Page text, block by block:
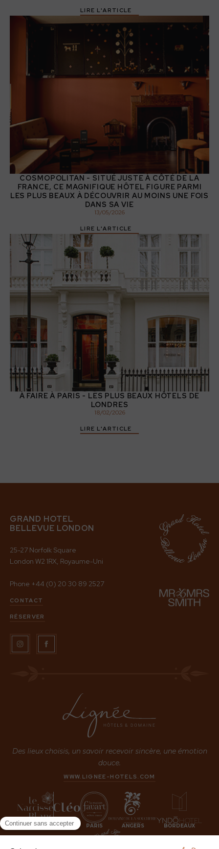
LIRE L'ARTICLE
COSMOPOLITAN - SITUÉ JUSTE À CÔTÉ DE LA
FRANCE, CE MAGNIFIQUE HÔTEL FIGURE PARMI
LES PLUS BEAUX À DÉCOUVRIR AU MOINS UNE FOIS
DANS SA VIE
13/05/2026
LIRE L'ARTICLE
À FAIRE À PARIS - LES PLUS BEAUX HÔTELS DE
LONDRES
18/02/2026
LIRE L'ARTICLE
GRAND HOTEL
BELLEVUE LONDON
25-27 Norfolk Square
London W2 1RX, Royaume-Uni
Phone +44 (0) 20 30 89 2527
CONTACT
RÉSERVER
Des lieux choisis, un savoir recevoir sincère, une émotion
douce.
WWW.LIGNEE-HOTELS.COM
PARIS PARIS ANGERS BORDEAUX